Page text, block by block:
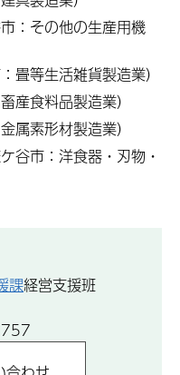
：その他の生産用機
畳等生活雑貨製造業）
産食料品製造業）
属素形材製造業）
谷市：洋食器・刃物・
課経営支援班